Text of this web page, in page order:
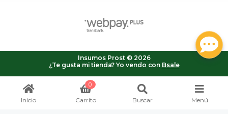
Insumos Prost © 2026
¿Te gusta mi tienda? Yo vendo con Bsale
Inicio
0
Carrito Buscar Menú